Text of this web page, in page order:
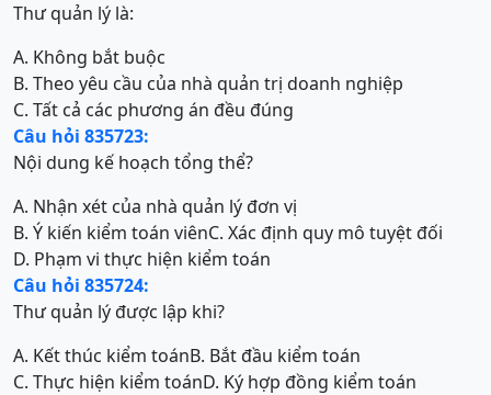
Thư quản lý là:
A. Không bắt buộc
B. Theo yêu cầu của nhà quản trị doanh nghiệp
C. Tất cả các phương án đều đúng
Câu hỏi 835723:
Nội dung kế hoạch tổng thể?
A. Nhận xét của nhà quản lý đơn vị
B. Ý kiến kiểm toán viênC. Xác định quy mô tuyệt đối
D. Phạm vi thực hiện kiểm toán
Câu hỏi 835724:
Thư quản lý được lập khi?
A. Kết thúc kiểm toánB. Bắt đầu kiểm toán
C. Thực hiện kiểm toánD. Ký hợp đồng kiểm toán